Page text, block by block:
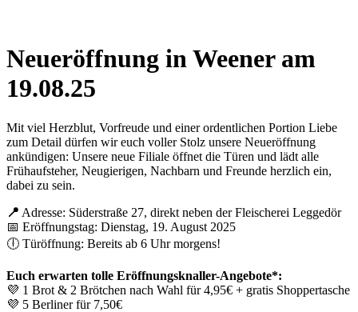
Neueröffnung in Weener am
19.08.25
Mit viel Herzblut, Vorfreude und einer ordentlichen Portion Liebe
zum Detail dürfen wir euch voller Stolz unsere Neueröffnung
ankündigen: Unsere neue Filiale öffnet die Türen und lädt alle
Frühaufsteher, Neugierigen, Nachbarn und Freunde herzlich ein,
dabei zu sein.
📍 Adresse: Süderstraße 27, direkt neben der Fleischerei Leggedör
📅 Eröffnungstag: Dienstag, 19. August 2025
🕕 Türöffnung: Bereits ab 6 Uhr morgens!
Euch erwarten tolle Eröffnungsknaller-Angebote*:
💜 1 Brot & 2 Brötchen nach Wahl für 4,95€ + gratis Shoppertasche
💜 5 Berliner für 7,50€